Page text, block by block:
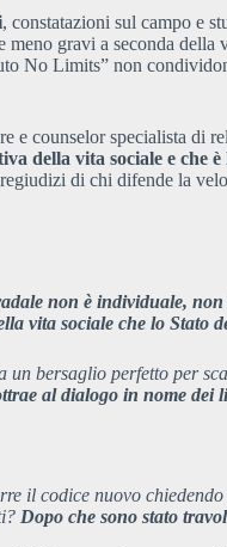
, constatazioni sul campo e
meno gravi a seconda della
No Limits” non
e counselor specialista di
della vita sociale e che
di chi difende la
non è individuale,
vita sociale che lo Stato
bersaglio perfetto per
al dialogo in nome
il codice nuovo
Dopo che sono stato